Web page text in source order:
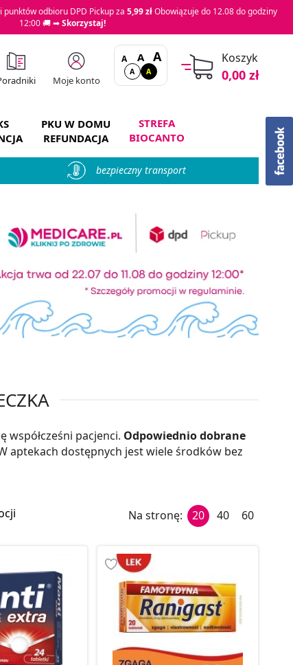
odbioru DPD Pickup za 5,99 złObowiązuje do 12.08 do godziny
12:00 🚚 ➡Skorzystaj!
Moje konto
A A A
A A
Koszyk
0,00 zł
PKU W DOMU
REFUNDACJA
STREFA
BIOCANTO
bezpieczny transport
pacjenci. Odpowiednio dobrane
aptekach dostępnych jest wiele środków bez
Na stronę: 20 40 60